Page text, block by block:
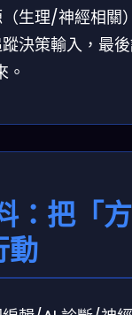
生理/神經相關
決策輸入，最
：把「方
動